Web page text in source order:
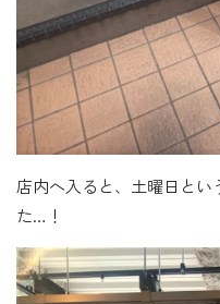
店内へ入ると、土曜日とい
た…！